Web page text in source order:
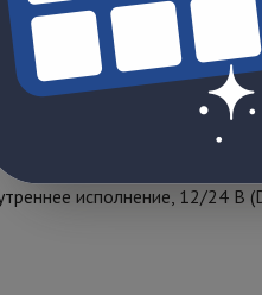
характеристики
исполнение, 12/24 В